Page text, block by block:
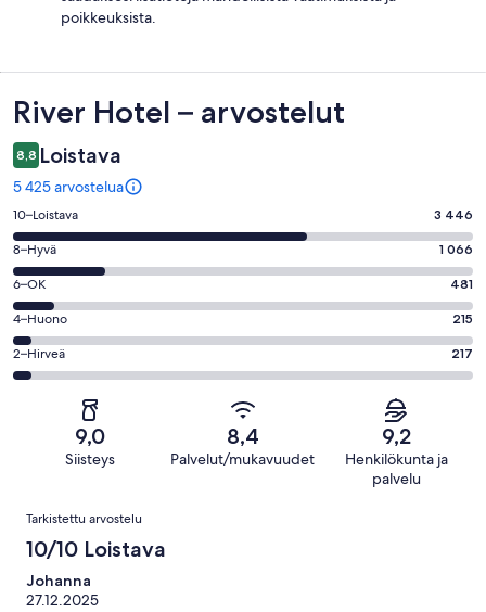
poikkeuksista.
Arvostelut
River Hotel – arvostelut
8,8 Loistava
5 425 arvostelua
Arvosana
10
-
Loistava.
3446
kautta
5425
arvostelua
10–Loistava 3 446
Arvosana
8
-
Hyvä.
1066
kautta
arvostelua
8–Hyvä 1 066
Arvosana
6
-
OK.
481
arvostelua
6–OK 481
Arvosana
4
-
4–Huono 215
Arvosana
2
arvostelua
2–Hirveä 217
9,0
Siisteys
8,4
Palvelut/mukavuudet
9,2
Henkilökunta ja
palvelu
Arvostelut
Tarkistettu arvostelu
10/10 Loistava
Johanna
27.12.2025